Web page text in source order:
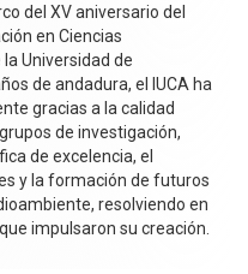
del XV aniversario del
en Ciencias
Universidad de
de andadura, el IUCA ha
gracias a la calidad
de investigación,
de excelencia, el
y la formación de futuros
resolviendo en
impulsaron su creación.